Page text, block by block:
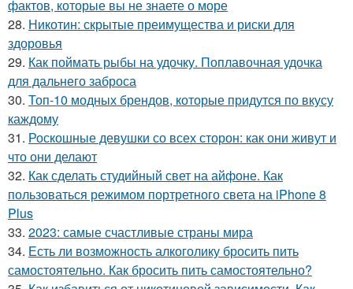
фактов, которые вы не знаете о море
28. Никотин: скрытые преимущества и риски для
здоровья
29. Как поймать рыбы на удочку. Поплавочная удочка
для дальнего заброса
30. Топ-10 модных брендов, которые придутся по вкусу
каждому
31. Роскошные девушки со всех сторон: как они живут и
что они делают
32. Как сделать студийный свет на айфоне. Как
пользоваться режимом портретного света на iPhone 8
Plus
33. 2023: самые счастливые страны мира
34. Есть ли возможность алкоголику бросить пить
самостоятельно. Как бросить пить самостоятельно?